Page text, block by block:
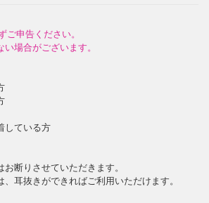
ご申告ください。
場合がございます。
している方
お断りさせていただきます。
、耳抜きができればご利用いただけます。